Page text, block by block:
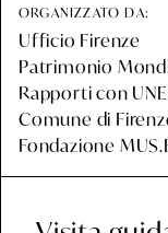
ORGANIZZATO DA:
Ufficio Firenze
Patrimonio
Rapporti con
Comune di
Fondazione